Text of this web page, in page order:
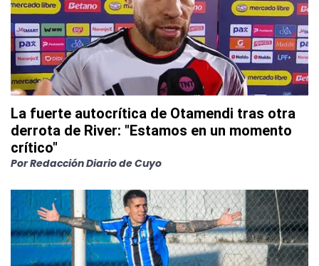
La fuerte autocrítica de Otamendi tras otra
derrota de River: "Estamos en un momento
crítico"
PorRedacción Diario de Cuyo